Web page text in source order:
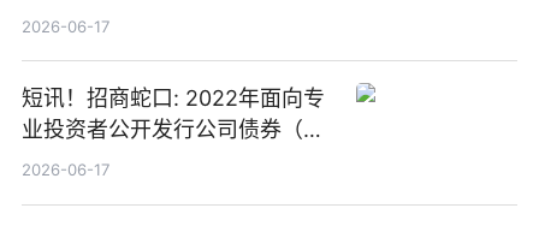
2026-06-17
短讯！招商蛇口: 2022年面向专
业投资者公开发行公司债券（第
二期）（品种二）2026年付息公
2026-06-17